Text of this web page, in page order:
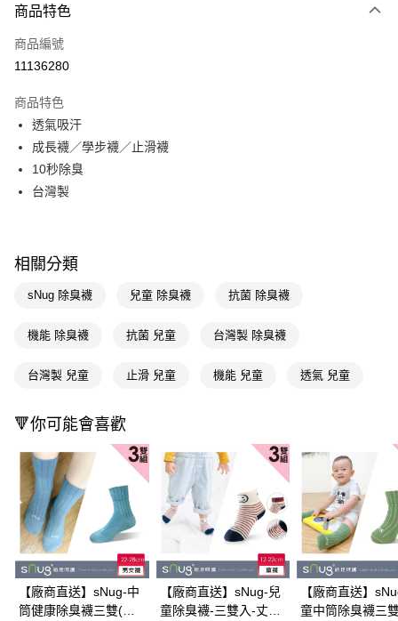
POYA支付
信用卡一次付款
Apple Pay
街口支付
悠遊付
相關說明
【關於「AFTEE先享後付」】
１．簡單：不需註冊會員、不需綁卡、不需儲值。
３．安心：先確認商品／服務後，再付款。
１．於結帳方式選擇「AFTEE先享後付」後，將跳轉至「AFTEE先享後付」
２．訂單成立數日內，您將收到繳費通知簡訊。
３．收到繳費通知簡訊後14天內，點擊此簡訊中的連結，可透過四大超商／
ATM／網路銀行／等多元方式進行付款，方視為交易完成。
※ 請注意：結帳手續完成當下不需立刻繳費，但若您需要取消訂單，請聯絡
購買商品的店家。未經商家同意取消之訂單仍視為有效，需透過AFTEE先享
後付繳納相關費用。
※ 交易是否成功請以「AFTEE先享後付 」之結帳頁面顯示為準，若有關於
是否繳費成功／繳費後需取消欲退款等相關疑問，請聯繫「AFTEE先享後付
客戶支援中心」https://netprotections.freshdesk.com/support/home
【注意事項】
每筆NT$100，滿NT$590(含以上)免運費
每筆NT$300
商品特色
商品編號
11136280
商品特色
透氣吸汗
成長襪／學步襪／止滑襪
10秒除臭
台灣製
相關分類
sNug 除臭襪 兒童 除臭襪 抗菌 除臭襪
機能 除臭襪 抗菌 兒童 台灣製 除臭襪
台灣製 兒童 止滑 兒童 機能 兒童 透氣 兒童
🔻你可能會喜歡
【廠商直送】sNug-中
筒健康除臭襪三雙(馬
【廠商直送】sNug-兒
童除臭襪-三雙入-丈青
【廠商直送】
童中筒除臭襪三